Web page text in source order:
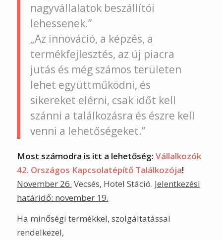
nagyvállalatok beszállítói
lehessenek.”
„Az innováció, a képzés, a
termékfejlesztés, az új piacra
jutás és még számos területen
lehet együttműködni, és
sikereket elérni, csak időt kell
szánni a találkozásra és észre kell
venni a lehetőségeket.”
Most számodra is itt a lehetőség: Vállalkozók
42. Országos Kapcsolatépítő Találkozója!
November 26. Vecsés, Hotel Stáció. Jelentkezési
határidő: november 19.
Ha minőségi termékkel, szolgáltatással
rendelkezel,